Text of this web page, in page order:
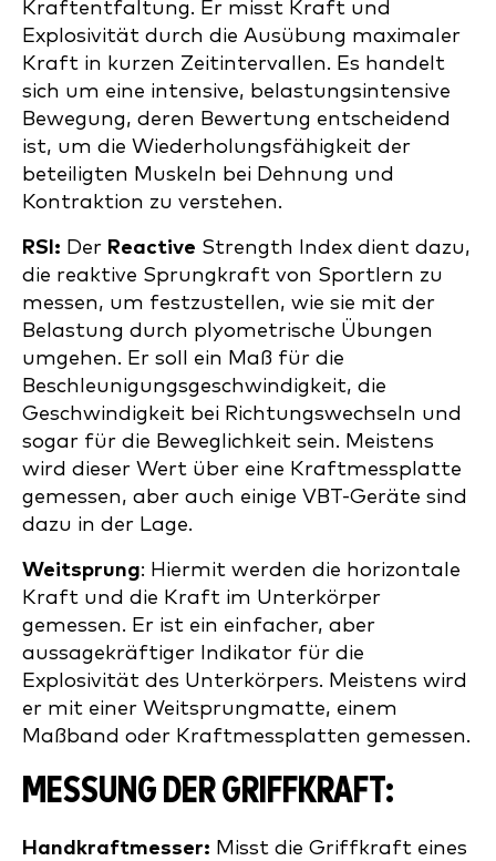
Kraftentfaltung. Er misst Kraft und
Explosivität durch die Ausübung maximaler
Kraft in kurzen Zeitintervallen. Es handelt
sich um eine intensive, belastungsintensive
Bewegung, deren Bewertung entscheidend
ist, um die Wiederholungsfähigkeit der
beteiligten Muskeln bei Dehnung und
Kontraktion zu verstehen.
RSI: Der Reactive Strength Index dient dazu,
die reaktive Sprungkraft von Sportlern zu
messen, um festzustellen, wie sie mit der
Belastung durch plyometrische Übungen
umgehen. Er soll ein Maß für die
Beschleunigungsgeschwindigkeit, die
Geschwindigkeit bei Richtungswechseln und
sogar für die Beweglichkeit sein. Meistens
wird dieser Wert über eine Kraftmessplatte
gemessen, aber auch einige VBT-Geräte sind
dazu in der Lage.
Weitsprung: Hiermit werden die horizontale
Kraft und die Kraft im Unterkörper
gemessen. Er ist ein einfacher, aber
aussagekräftiger Indikator für die
Explosivität des Unterkörpers. Meistens wird
er mit einer Weitsprungmatte, einem
Maßband oder Kraftmessplatten gemessen.
MESSUNG DER GRIFFKRAFT:
Handkraftmesser: Misst die Griffkraft eines